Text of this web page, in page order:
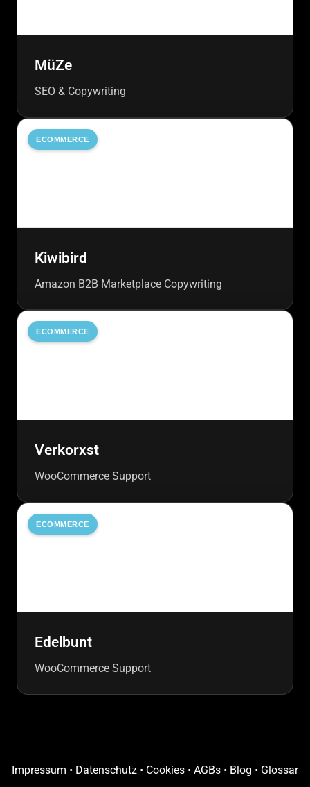
MüZe
SEO & Copywriting
Kiwibird
ECOMMERCE
Amazon B2B Marketplace Copywriting
Verkorxst
ECOMMERCE
WooCommerce Support
Edelbunt
ECOMMERCE
WooCommerce Support
Impressum • Datenschutz • Cookies • AGBs • Blog • Glossar